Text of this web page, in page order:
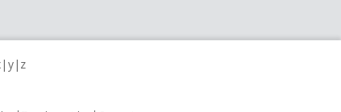
y z